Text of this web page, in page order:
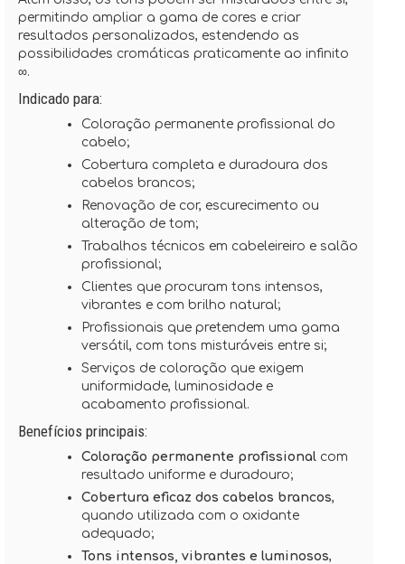
permitindo ampliar a gama de cores e criar
resultados personalizados, estendendo as
possibilidades cromáticas praticamente ao infinito
∞.
Indicado para:
Coloração permanente profissional do
cabelo;
Cobertura completa e duradoura dos
cabelos brancos;
Renovação de cor, escurecimento ou
alteração de tom;
Trabalhos técnicos em cabeleireiro e salão
profissional;
Clientes que procuram tons intensos,
vibrantes e com brilho natural;
Profissionais que pretendem uma gama
versátil, com tons misturáveis entre si;
Serviços de coloração que exigem
uniformidade, luminosidade e
acabamento profissional.
Benefícios principais:
Coloração permanente profissional com
resultado uniforme e duradouro;
Cobertura eficaz dos cabelos brancos,
quando utilizada com o oxidante
adequado;
Tons intensos, vibrantes e luminosos,